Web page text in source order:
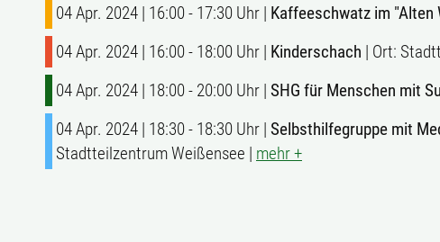
04 Apr. 2024 | 16:00 - 17:30 Uhr | Kaffeeschwatz im "Alten
04 Apr. 2024 | 16:00 - 18:00 Uhr | Kinderschach | Ort:
04 Apr. 2024 | 18:00 - 20:00 Uhr | SHG für Menschen mit
04 Apr. 2024 | 18:30 - 18:30 Uhr | Selbsthilfegruppe mit
Stadtteilzentrum Weißensee | mehr +